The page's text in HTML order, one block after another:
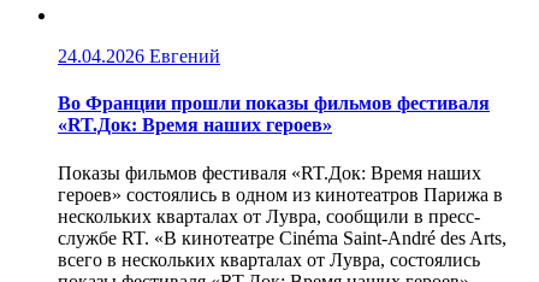
24.04.2026 Евгений
Во Франции прошли показы фильмов фестиваля
«RT.Док: Время наших героев»
Показы фильмов фестиваля «RT.Док: Время наших
героев» состоялись в одном из кинотеатров Парижа в
нескольких кварталах от Лувра, сообщили в пресс-
службе RT. «В кинотеатре Cinéma Saint-André des Arts,
всего в нескольких кварталах от Лувра, состоялись